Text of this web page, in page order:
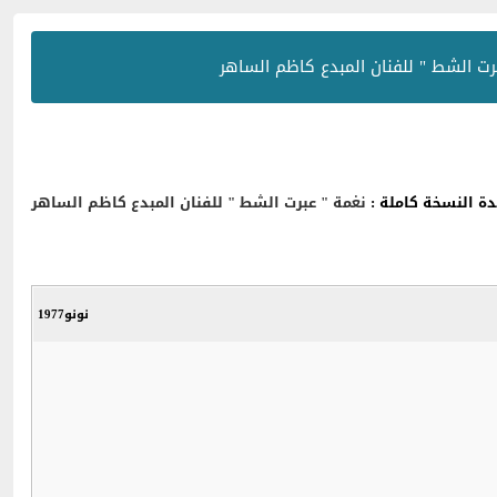
الشط " للفنان المبدع كاظم الساهر
النسخة كاملة : نغمة " عبرت الشط " للفنان المبدع كاظم الساهر
نونو1977